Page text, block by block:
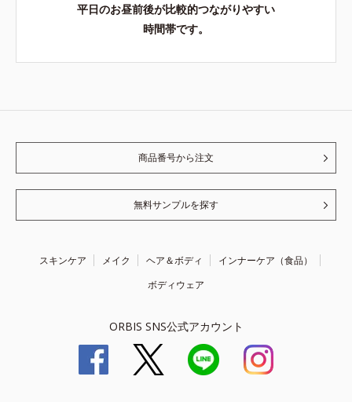
平日のお昼前後が比較的つながりやすい
時間帯です。
商品番号から注文
無料サンプルを探す
スキンケア メイク ヘア＆ボディ
インナーケア（食品）
ボディウェア
ORBIS SNS公式アカウント